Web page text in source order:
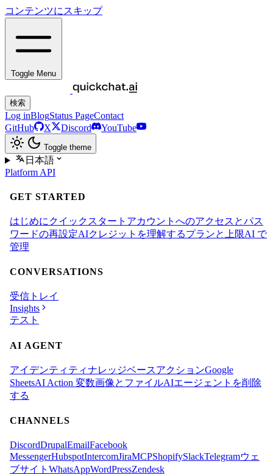
コンテンツにスキップ
Toggle Menu
検索
Log inBlogStatus PageContact
GitHub
X Discord YouTube
Toggle theme
日本語
Platform API
GET STARTED
はじめに クイックスタート アカウントへのアクセスとパス
ワードの再設定AIクレジットを理解するプランと上限AI で
管理
CONVERSATIONS
受信トレイ
Insights
テスト
AI AGENT
アイデンティティナレッジベースアクションGoogle
SheetsAI Action 変数画像とファイルAIエージェントを削除
する
CHANNELS
DiscordDrupalEmailFacebook
MessengerHubspotIntercomJiraMCPShopifySlackTelegramウェ
ブサイト WhatsAppWordPressZendesk